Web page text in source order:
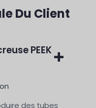
Du Client
PEEK
des tubes